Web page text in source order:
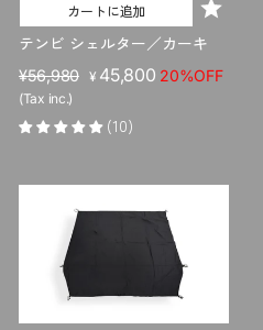
カートに追加
テンビ シェルター／カーキ
販
売
価
格
¥56,980 セ
ル
価
¥ 45,800 20%OFF
(Tax inc.)
(10)